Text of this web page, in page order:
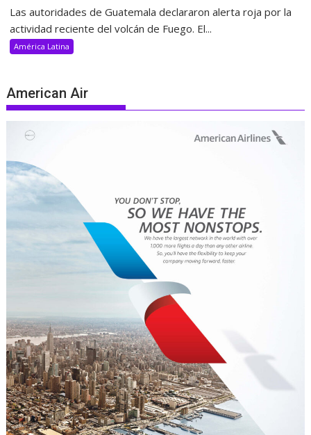
Las autoridades de Guatemala declararon alerta roja por la
actividad reciente del volcán de Fuego. El...
América Latina
American Air